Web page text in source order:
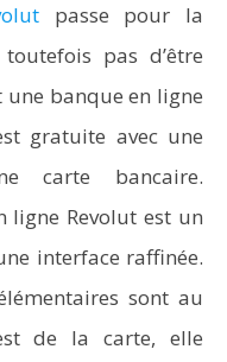
passe pour la
pas d’être
une banque en ligne
gratuite avec une
carte bancaire.
ligne Revolut est un
interface raffinée.
sont au
de la carte, elle